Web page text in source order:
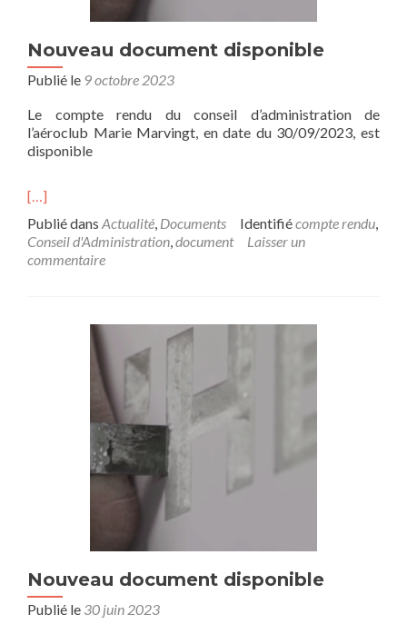
Nouveau document disponible
Publié le 9 octobre 2023
Le compte rendu du conseil d’administration de
l’aéroclub Marie Marvingt, en date du 30/09/2023, est
disponible
[…]
Publié dans Actualité, Documents Identifiécompte rendu,
Conseil d'Administration,document
Laisser un
commentaire
Nouveau document disponible
Publié le 30 juin 2023